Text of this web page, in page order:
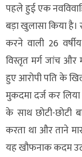
पहले हुई एक
बड़ा खुलासा किया
करने वाली 26
विस्तृत मर्ग जांच
हुए आरोपी पति के
मुकदमा दर्ज कर
के साथ छोटी-छोटी
करता था और ताने
यह खौफनाक कदम